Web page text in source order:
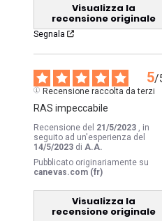
Visualizza la
recensione originale
Segnala
5/
Recensione raccolta da terzi
RAS impeccabile
Recensione del 21/5/2023 , in
seguito ad un'esperienza del
14/5/2023 diA.A.
Pubblicato originariamente su
canevas.com (fr)
Visualizza la
recensione originale